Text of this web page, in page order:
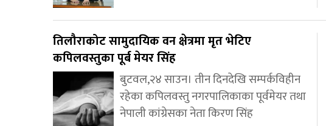
तिलौराकोट सामुदायिक वन क्षेत्रमा मृत भेटिए
कपिलवस्तुका पूर्ब मेयर सिंह
बुटवल,२४ साउन। तीन दिनदेखि सम्पर्कविहीन
रहेका कपिलवस्तु नगरपालिकाका पूर्वमेयर तथा
नेपाली कांग्रेसका नेता किरण सिंह